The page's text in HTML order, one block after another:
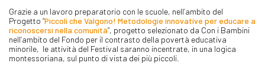
Grazie a un lavoro preparatorio con le scuole, nell’ambito del
Progetto “Piccoli che Valgono! Metodologie innovative per educare a
riconoscersi nella comunità”, progetto selezionato da Con i Bambini
nell’ambito del Fondo per il contrasto della povertà educativa
minorile, le attività del Festival saranno incentrate, in una logica
montessoriana, sul punto di vista dei più piccoli.